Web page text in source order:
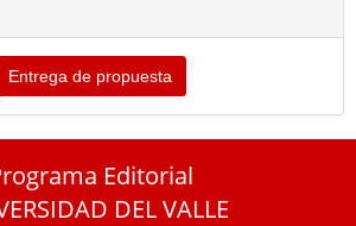
Entrega de propuesta
Editorial
DEL VALLE